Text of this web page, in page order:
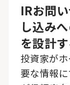
IRお問
し込み
を設計
投資家が
要な情報